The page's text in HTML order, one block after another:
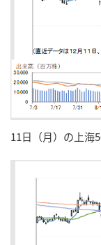
11日（月）の上海